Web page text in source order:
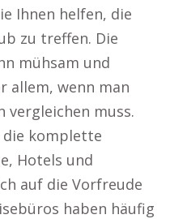
Ihnen helfen, die
zu treffen. Die
mühsam und
allem, wenn man
vergleichen muss.
die komplette
Hotels und
auf die Vorfreude
haben häufig